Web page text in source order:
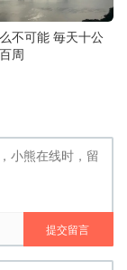
不可能 毎天十公
周
提交留言